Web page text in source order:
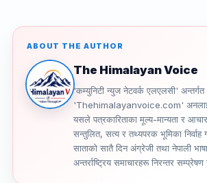
ABOUT THE AUTHOR
The Himalayan Voice
'कम्युनिटी न्युज नेटवर्क एलएलसी' अन्तर्गत
'Thehimalayanvoice.com'
यसले पत्रकारिताका मूल्य-मान्यता र
सन्तुलित, सत्य र तथ्यपरक भूमिका निर्वाह
साताको सातै दिन अंग्रेजी तथा नेपाली
अन्तर्राष्ट्रिय समाचारहरू निरन्तर सम्प्रेषण